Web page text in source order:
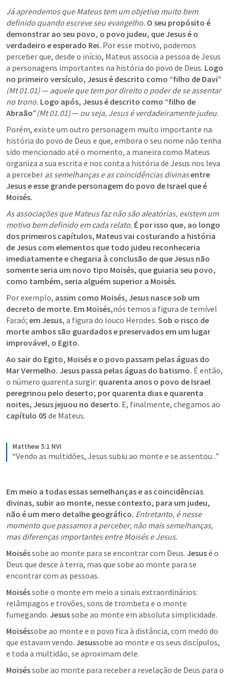
Já aprendemos que Mateus tem um objetivo muito bem
definido quando escreve seu evangelho. O seu propósito é
demonstrar ao seu povo, o povo judeu, que Jesus é o
verdadeiro e esperado Rei. Por esse motivo, podemos
perceber que, desde o início, Mateus associa a pessoa de Jesus
a personagens importantes na história do povo de Deus. Logo
no primeiro versículo, Jesus é descrito como “filho de Davi”
(Mt 01.01) — aquele que tem por direito o poder de se assentar
no trono. Logo após, Jesus é descrito como “filho de
Abraão”(Mt 01.01) — ou seja, Jesus é verdadeiramente judeu.
Porém, existe um outro personagem muito importante na
história do povo de Deus e que, embora o seu nome não tenha
sido mencionado até o momento, a maneira como Mateus
organiza a sua escrita e nos conta a história de Jesus nos leva
a perceber as semelhanças e as coincidências divinasentre
Jesus e esse grande personagem do povo de Israel que é
Moisés.
As associações que Mateus faz não são aleatórias, existem um
motivo bem definido em cada relato. É por isso que, ao longo
dos primeiros capítulos, Mateus vai costurando a história
de Jesus com elementos que todo judeu reconheceria
imediatamente e chegaria à conclusão de que Jesus não
somente seria um novo tipo Moisés, que guiaria seu povo,
como também, seria alguém superior a Moisés.
Por exemplo, assim como Moisés, Jesus nasce sob um
decreto de morte. Em Moisés,nós temos a figura de temível
Faraó; em Jesus, a figura do louco Herodes. Sob o risco de
morte ambos são guardados e preservados em um lugar
improvável, o Egito.
Ao sair do Egito, Moisés e o povo passam pelas águas do
Mar Vermelho. Jesus passa pelas águas do batismo. É então,
o número quarenta surgir: quarenta anos o povo de Israel
peregrinou pelo deserto; por quarenta dias e quarenta
noites, Jesus jejuou no deserto
capítulo 05 de Mateus.
Matthew 5:1 NVI
“Vendo as multidões, Jesus subiu ao monte e se assentou...”
Em meio a todas essas semelhanças e as coincidências
divinas, subir ao monte, nesse contexto, para um judeu,
não é um mero detalhe geográfico. Entretanto, é nesse
momento que passamos a perceber, não mais semelhanças,
mas diferenças importantes entre Moisés e Jesus.
Moisés sobe ao monte para se encontrar com Deus. Jesus é o
Deus que desce à terra, mas que sobe ao monte para se
encontrar com as pessoas.
Moisés sobe o monte em meio a sinais extraordinários:
relâmpagos e trovões, sons de trombeta e o monte
fumegando. Jesus sobe ao monte em absoluta simplicidade.
Moiséssobe ao monte e o povo fica à distância, com medo do
que estavam vendo. Jesussobe ao monte e os seus discípulos,
e toda a multidão, se aproximam dele.
Moisés sobe ao monte para receber a revelação de Deus para o